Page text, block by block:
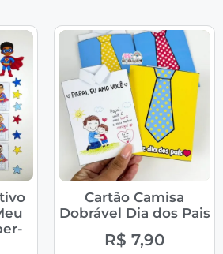
Cartão Camisa
Dobrável Dia dos Pais
R$ 7,90